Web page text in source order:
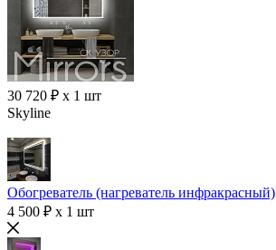
30 720 ₽ x 1 шт
Skyline
Обогреватель (нагреватель инфракрасный)
4 500 ₽ x 1 шт